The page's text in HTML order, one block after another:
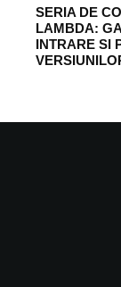
SERIA DE
LAMBDA:
INTRARE SI